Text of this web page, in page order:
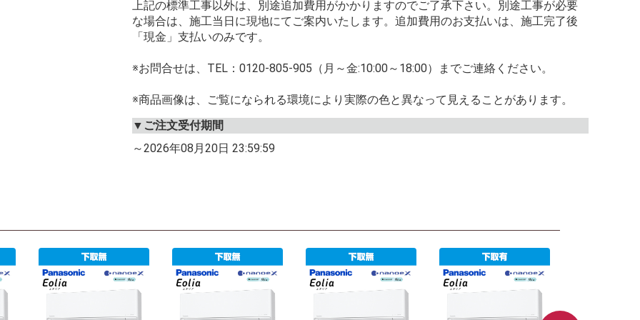
上記の標準工事以外は、別途追加費用がかかりますのでご了承下さい。別途工事が必要
な場合は、施工当日に現地にてご案内いたします。追加費用のお支払いは、施工完了後
「現金」支払いのみです。
※お問合せは、TEL：0120-805-905（月～金:10:00～18:00）までご連絡ください。
※商品画像は、ご覧になられる環境により実際の色と異なって見えることがあります。
▼ご注文受付期間
～2026年08月20日 23:59:59